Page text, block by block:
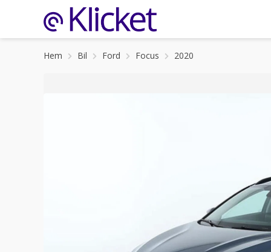
Hem Bil Ford Focus 2020